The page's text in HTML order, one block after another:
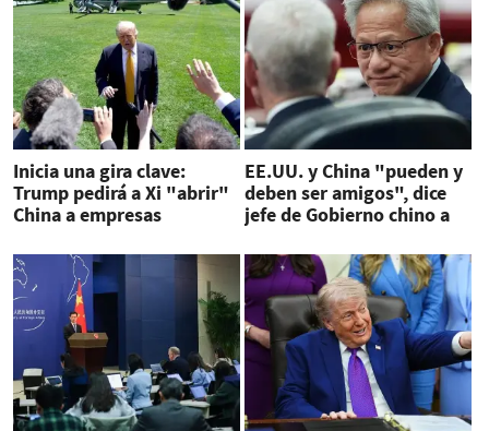
Inicia una gira clave:
Trump pedirá a Xi "abrir"
China a empresas
EE.UU. y China "pueden y
deben ser amigos", dice
jefe de Gobierno chino a